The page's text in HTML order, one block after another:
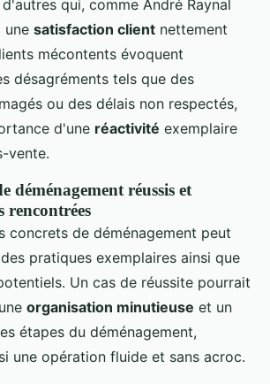
qui, comme André Raynal
une satisfaction client nettement
mécontents évoquent
désagréments tels que des
ou des délais non respectés,
d'une réactivité exemplaire
vente.
déménagement réussis et
rencontrées
concrets de déménagement peut
pratiques exemplaires ainsi que
Un cas de réussite pourrait
organisation minutieuse et un
étapes du déménagement,
une opération fluide et sans acroc.